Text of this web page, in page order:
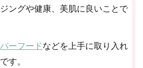
ングや健康、美肌に良いことで
ーフードなどを上手に取り入れ
す。